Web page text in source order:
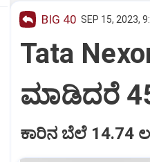
BIG 40 SEP 15, 2023,
Tata
ಮಾಡಿದರೆ
ಕಾರಿನ ಬೆಲೆ 14.74